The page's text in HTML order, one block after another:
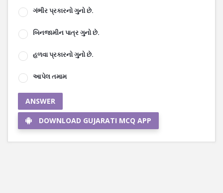
ગંભીર પ્રકારનો ગુનો છે.
બિનજામીન પાત્ર ગુનો છે.
હળવા પ્રકારનો ગુનો છે.
આપેલ તમામ
ANSWER
DOWNLOAD GUJARATI MCQ APP